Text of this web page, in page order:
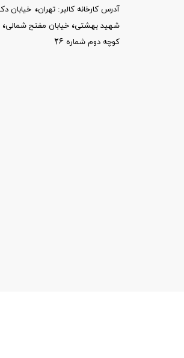
آدرس کارخانه کالبر: تهران، خیابان
شهید بهشتی، خیابان مفتح شمالی،​​​​​​​
کوچه دوم شماره 26